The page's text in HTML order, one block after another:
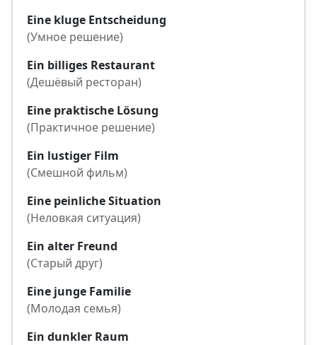
Eine kluge Entscheidung
(Умное решение)
Ein billiges Restaurant
(Дешёвый ресторан)
Eine praktische Lösung
(Практичное решение)
Ein lustiger Film
(Смешной фильм)
Eine peinliche Situation
(Неловкая ситуация)
Ein alter Freund
(Старый друг)
Eine junge Familie
(Молодая семья)
Ein dunkler Raum